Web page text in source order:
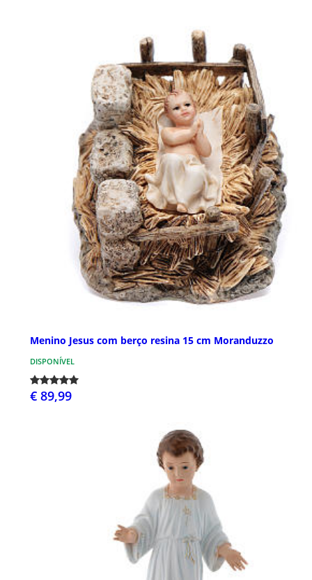
Menino Jesus com berço resina 15 cm Moranduzzo
DISPONÍVEL
€ 89,99